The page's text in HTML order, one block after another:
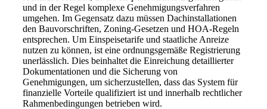
und in der Regel komplexe Genehmigungsverfahren
umgehen. Im Gegensatz dazu müssen Dachinstallationen
den Bauvorschriften, Zoning-Gesetzen und HOA-Regeln
entsprechen. Um Einspeisetarife und staatliche Anreize
nutzen zu können, ist eine ordnungsgemäße Registrierung
unerlässlich. Dies beinhaltet die Einreichung detaillierter
Dokumentationen und die Sicherung von
Genehmigungen, um sicherzustellen, dass das System für
finanzielle Vorteile qualifiziert ist und innerhalb rechtlicher
Rahmenbedingungen betrieben wird.